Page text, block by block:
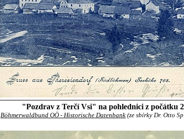
"Pozdrav z Terčí Vsi" na pohlednici z počátku
Böhmerwaldbund OÖ - Historische Datenbank (ze sbírky Dr. Otto